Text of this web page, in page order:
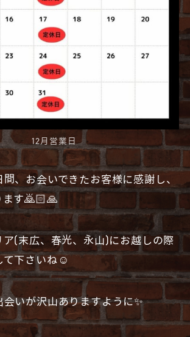
12月営業日
、お会いできたお客様に感謝し、
す🙇🏻🙏
(末広、春光、永山)にお越しの際
て下さいね☺️
いが沢山ありますように✨